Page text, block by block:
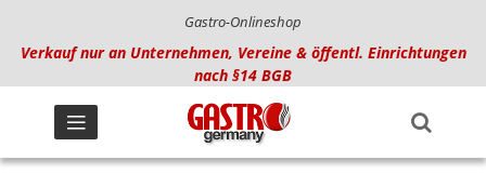
Gastro-Onlineshop
Verkauf nur an Unternehmen, Vereine & öffentl. Einrichtungen
nach §14 BGB